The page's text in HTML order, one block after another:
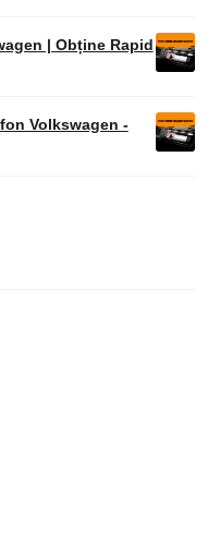
| Obține Rapid
Volkswagen -